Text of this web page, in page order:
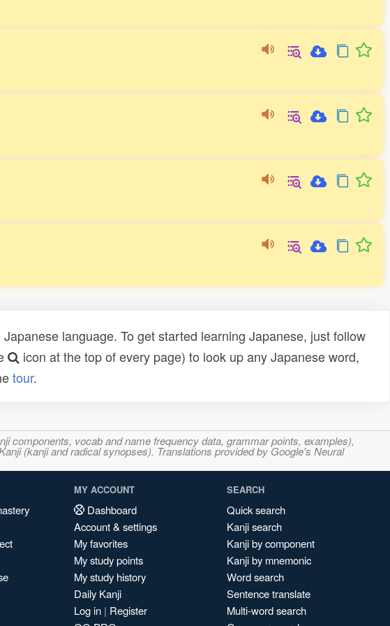
language. To get started learning Japanese, just follow
icon at the top of every page) to look up any Japanese word,
tour.
components, vocab and name frequency data, grammar points, examples),
(kanji and radical synopses). Translations provided by Google's Neural
MY ACCOUNT
Dashboard
Account & settings
My favorites
My study points
My study history
Daily Kanji
Log in | Register
SEARCH
Quick search
Kanji search
Kanji by component
Kanji by mnemonic
Word search
Sentence translate
Multi-word search